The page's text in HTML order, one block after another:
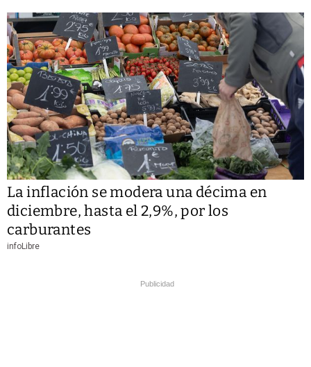
La inflación se modera una décima en
diciembre, hasta el 2,9%, por los
carburantes
infoLibre
Publicidad